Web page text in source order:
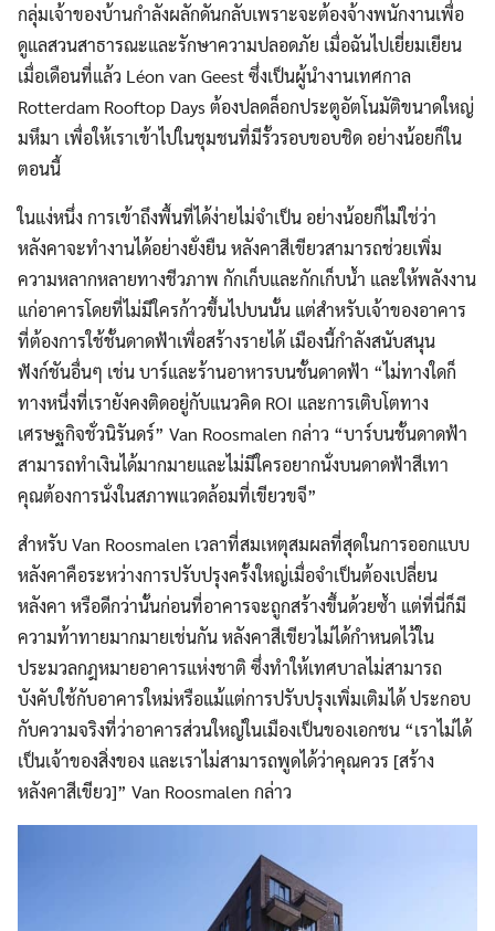
กลุ่มเจ้าของบ้านกำลังผลักดันกลับเพราะจะต้องจ้างพนักงานเพื่อ
ดูแลสวนสาธารณะและรักษาความปลอดภัย เมื่อฉันไปเยี่ยมเยียน
เมื่อเดือนที่แล้ว Léon van Geest ซึ่งเป็นผู้นำงานเทศกาล
Rotterdam Rooftop Days ต้องปลดล็อกประตูอัตโนมัติขนาดใหญ่
มหึมา เพื่อให้เราเข้าไปในชุมชนที่มีรั้วรอบขอบชิด อย่างน้อยก็ใน
ตอนนี้
ในแง่หนึ่ง การเข้าถึงพื้นที่ได้ง่ายไม่จำเป็น อย่างน้อยก็ไม่ใช่ว่า
หลังคาจะทำงานได้อย่างยั่งยืน หลังคาสีเขียวสามารถช่วยเพิ่ม
ความหลากหลายทางชีวภาพ กักเก็บและกักเก็บน้ำ และให้พลังงาน
แก่อาคารโดยที่ไม่มีใครก้าวขึ้นไปบนนั้น แต่สำหรับเจ้าของอาคาร
ที่ต้องการใช้ชั้นดาดฟ้าเพื่อสร้างรายได้ เมืองนี้กำลังสนับสนุน
ฟังก์ชันอื่นๆ เช่น บาร์และร้านอาหารบนชั้นดาดฟ้า “ไม่ทางใดก็
ทางหนึ่งที่เรายังคงติดอยู่กับแนวคิด ROI และการเติบโตทาง
เศรษฐกิจชั่วนิรันดร์” Van Roosmalen กล่าว “บาร์บนชั้นดาดฟ้า
สามารถทำเงินได้มากมายและไม่มีใครอยากนั่งบนดาดฟ้าสีเทา
คุณต้องการนั่งในสภาพแวดล้อมที่เขียวขจี”
สำหรับ Van Roosmalen เวลาที่สมเหตุสมผลที่สุดในการออกแบบ
หลังคาคือระหว่างการปรับปรุงครั้งใหญ่เมื่อจำเป็นต้องเปลี่ยน
หลังคา หรือดีกว่านั้นก่อนที่อาคารจะถูกสร้างขึ้นด้วยซ้ำ แต่ที่นี่ก็มี
ความท้าทายมากมายเช่นกัน หลังคาสีเขียวไม่ได้กำหนดไว้ใน
ประมวลกฎหมายอาคารแห่งชาติ ซึ่งทำให้เทศบาลไม่สามารถ
บังคับใช้กับอาคารใหม่หรือแม้แต่การปรับปรุงเพิ่มเติมได้ ประกอบ
กับความจริงที่ว่าอาคารส่วนใหญ่ในเมืองเป็นของเอกชน “เราไม่ได้
เป็นเจ้าของสิ่งของ และเราไม่สามารถพูดได้ว่าคุณควร [สร้าง
หลังคาสีเขียว]” Van Roosmalen กล่าว